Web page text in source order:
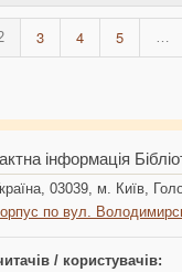
3 4 5
інформація
03039, м. Київ,
по вул.
/ користувачів: